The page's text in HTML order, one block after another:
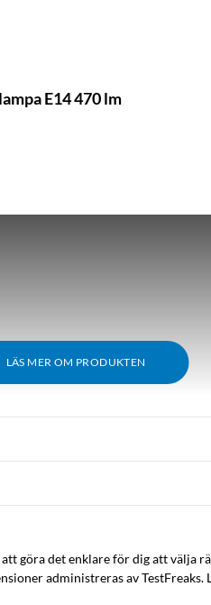
E14 470 lm
LÄS MER OM PRODUKTEN
göra det enklare för dig att välja
administreras av